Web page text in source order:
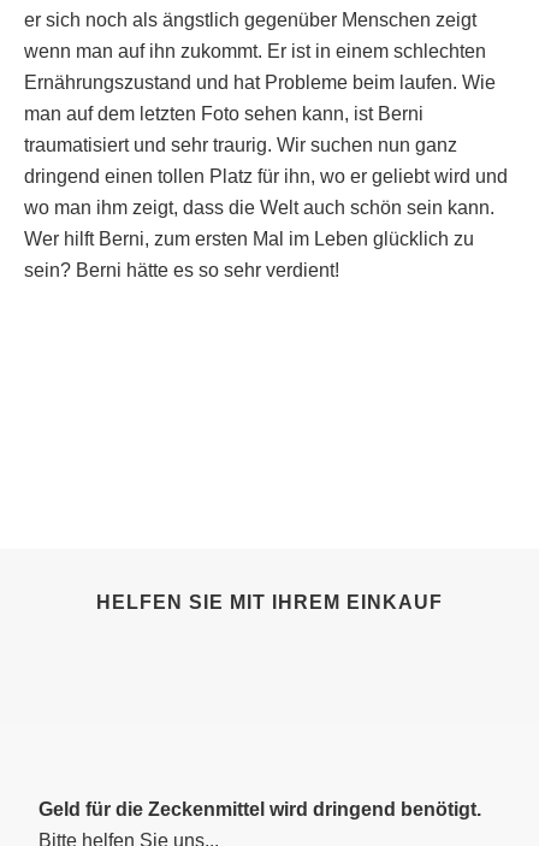
er sich noch als ängstlich gegenüber Menschen zeigt
wenn man auf ihn zukommt. Er ist in einem schlechten
Ernährungszustand und hat Probleme beim laufen. Wie
man auf dem letzten Foto sehen kann, ist Berni
traumatisiert und sehr traurig. Wir suchen nun ganz
dringend einen tollen Platz für ihn, wo er geliebt wird und
wo man ihm zeigt, dass die Welt auch schön sein kann.
Wer hilft Berni, zum ersten Mal im Leben glücklich zu
sein? Berni hätte es so sehr verdient!
HELFEN SIE MIT IHREM EINKAUF
Geld für die Zeckenmittel wird dringend benötigt.
Bitte helfen Sie uns...